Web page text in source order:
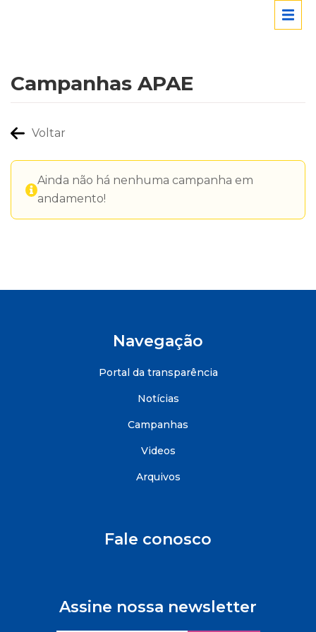
Campanhas APAE
Voltar
Ainda não há nenhuma campanha em
andamento!
Navegação
Portal da transparência
Notícias
Campanhas
Videos
Arquivos
Fale conosco
Assine nossa newsletter